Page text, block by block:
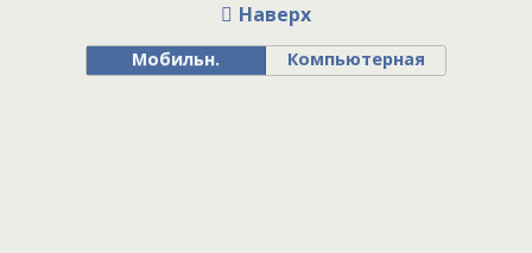
Наверх
Мобильн. Компьютерная